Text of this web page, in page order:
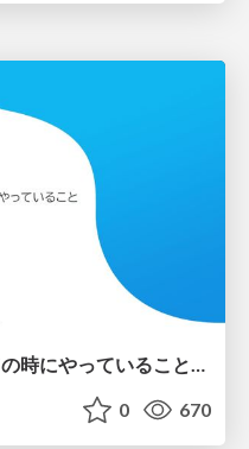
SRE が Ruby アップグレードの時にやっていること (SRE Kaigi 2025 LT)
0 670